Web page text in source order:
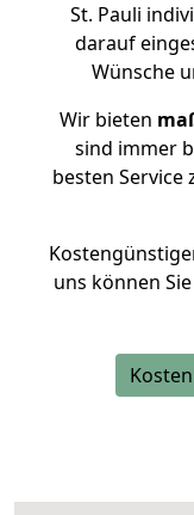
St. Pauli
darauf
Wünsche
Wir bieten
sind immer
besten Service
uns können